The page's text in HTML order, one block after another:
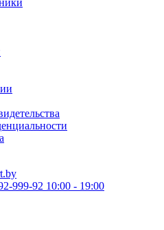
999-92 10:00 - 19:00